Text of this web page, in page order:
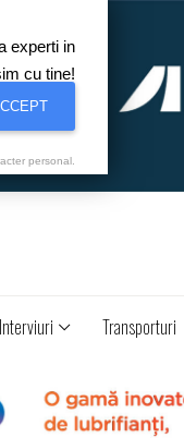
Interviuri Transporturi
experti in
cu tine!
personal.